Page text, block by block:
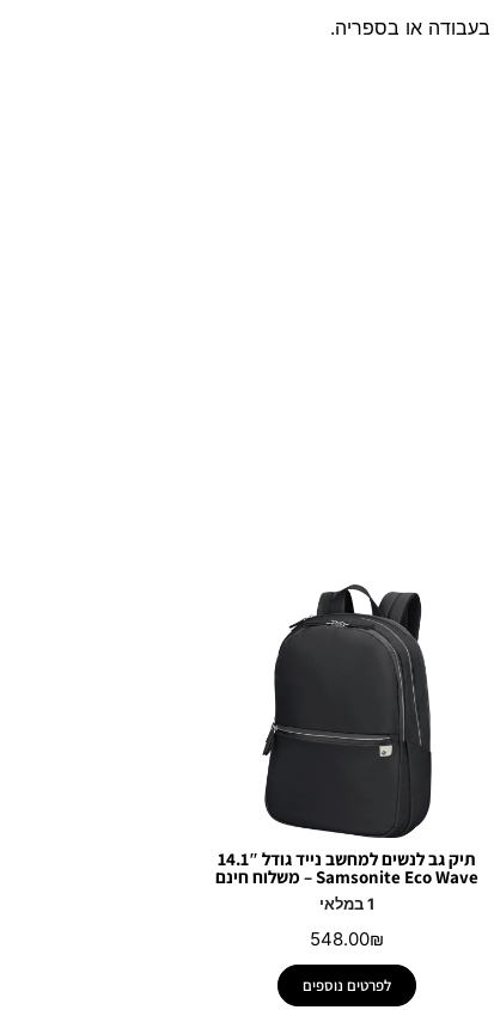
או בספריה.
תיק גב לנשים למחשב נייד גודל 14.1″
Samsonite Eco Wave – משלוח חינם
1 במלאי
548.00₪
לפרטים נוספים